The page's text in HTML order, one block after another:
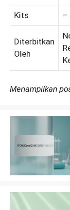
Kits –
Diterbitkan
Oleh
Menampilkan